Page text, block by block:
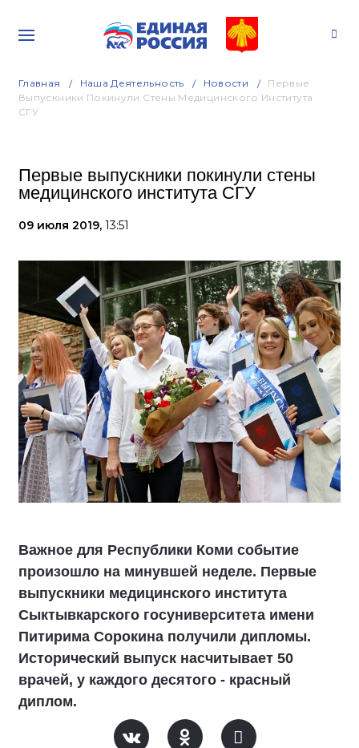
Главная Наша Деятельность Новости
Первые
Выпускники Покинули Стены Медицинского Института
СГУ
Первые выпускники покинули стены
медицинского института СГУ
09 июля 2019, 13:51
Важное для Республики Коми событие
произошло на минувшей неделе. Первые
выпускники медицинского института
Сыктывкарского госуниверситета имени
Питирима Сорокина получили дипломы.
Исторический выпуск насчитывает 50
врачей, у каждого десятого - красный
диплом.